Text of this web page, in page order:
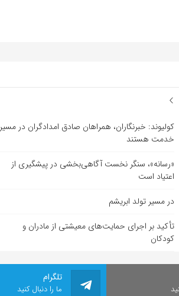
کولیوند: خبرنگاران، همراهان صادق امدادگران در مسیر
خدمت هستند
«رسانه»، سنگر نخست آگاهی‌بخشی در پیشگیری از
اعتیاد است
در مسیر تولد ابریشم
تأکید بر اجرای حمایت‌های معیشتی از مادران و
کودکان
تلگرام
ما را دنبال کنید